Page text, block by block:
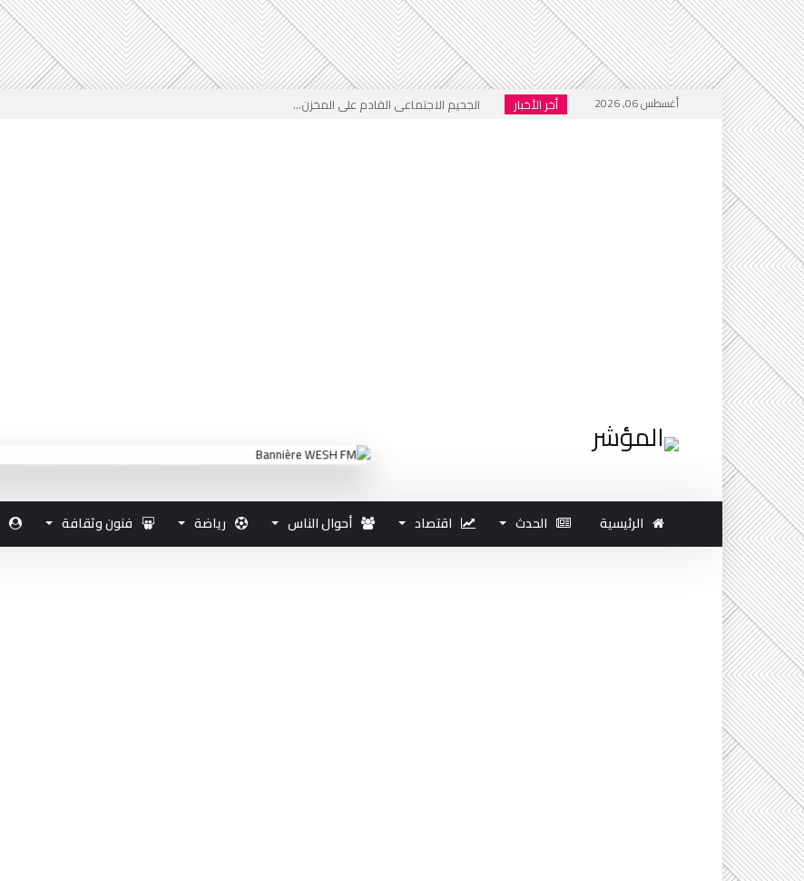
أغسطس 06, 2026 أخر الأخبار
الجحيم الاجتماعي القادم على المخزن...
الرئيسية الحدث اقتصاد أحوال الناس رياضة فنون وثقافة